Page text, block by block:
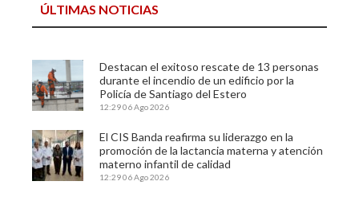
ÚLTIMAS NOTICIAS
Destacan el exitoso rescate de 13 personas
durante el incendio de un edificio por la
Policía de Santiago del Estero
12:2906 Ago 2026
El CIS Banda reafirma su liderazgo en la
promoción de la lactancia materna y atención
materno infantil de calidad
12:2906 Ago 2026